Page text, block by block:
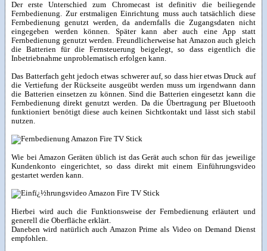
Der erste Unterschied zum Chromecast ist definitiv die beiliegende
Fernbedienung. Zur erstmaligen Einrichtung muss auch tatsächlich diese
Fernbedienung genutzt werden, da andernfalls die Zugangsdaten nicht
eingegeben werden können. Später kann aber auch eine App statt
Fernbedienung genutzt werden. Freundlicherweise hat Amazon auch gleich
die Batterien für die Fernsteuerung beigelegt, so dass eigentlich die
Inbetriebnahme unproblematisch erfolgen kann.
Das Batterfach geht jedoch etwas schwerer auf, so dass hier etwas Druck auf
die Vertiefung der Rückseite ausgeübt werden muss um irgendwann dann
die Batterien einsetzen zu können. Sind die Batterien eingesetzt kann die
Fernbedienung direkt genutzt werden. Da die Übertragung per Bluetooth
funktioniert benötigt diese auch keinen Sichtkontakt und lässt sich stabil
nutzen.
Wie bei Amazon Geräten üblich ist das Gerät auch schon für das jeweilige
Kundenkonto eingerichtet, so dass direkt mit einem Einführungsvideo
gestartet werden kann.
Hierbei wird auch die Funktionsweise der Fernbedienung erläutert und
generell die Oberfläche erklärt.
Daneben wird natürlich auch Amazon Prime als Video on Demand Dienst
empfohlen.